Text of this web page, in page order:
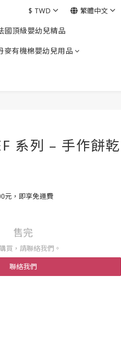
國頂級嬰幼兒精品
有機棉嬰幼兒用品
$ TWD 繁體中文
系列 – 手作餅乾
元，即享免運費
售完
買，請聯絡我們。
聯絡我們